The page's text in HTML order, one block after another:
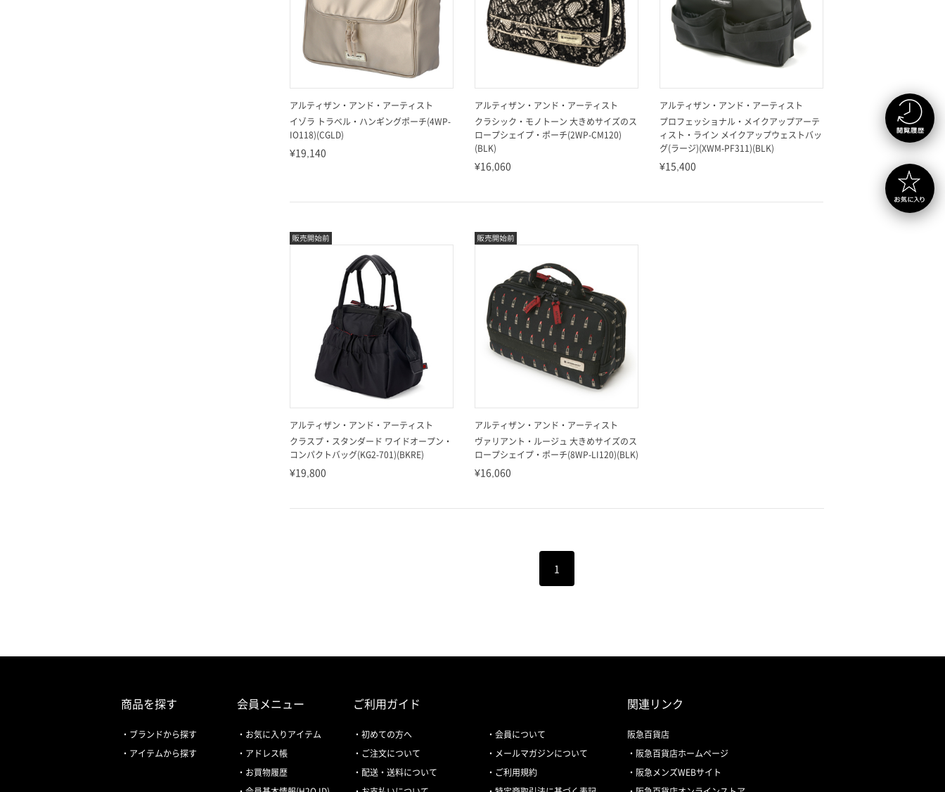
アルティザン・アンド・アーティスト
イゾラ トラベル・ハンギングポーチ(4WP-
IO118)(CGLD)
¥19,140
アルティザン・アンド・アーティスト
クラシック・モノトーン 大きめサイズのス
ロープシェイプ・ポーチ(2WP-CM120)
(BLK)
¥16,060
アルティザン・アンド・アーティスト
プロフェッショナル・メイクアップアーテ
ィスト・ライン メイクアップウェストバッ
グ(ラージ)(XWM-PF311)(BLK)
¥15,400
アルティザン・アンド・アーティスト
クラスプ・スタンダード ワイドオープン・
コンパクトバッグ(KG2-701)(BKRE)
¥19,800
アルティザン・アンド・アーティスト
ヴァリアント・ルージュ 大きめサイズのス
ロープシェイプ・ポーチ(8WP-LI120)(BLK)
¥16,060
1
商品を探す
ブランドから探す
アイテムから探す
会員メニュー
お気に入りアイテム
アドレス帳
お買物履歴
ご利用ガイド
初めての方へ
会員について
ご注文について
メールマガジンについて
配送・送料について
ご利用規約
関連リンク
阪急百貨店
阪急百貨店ホームページ
阪急メンズWEBサイト